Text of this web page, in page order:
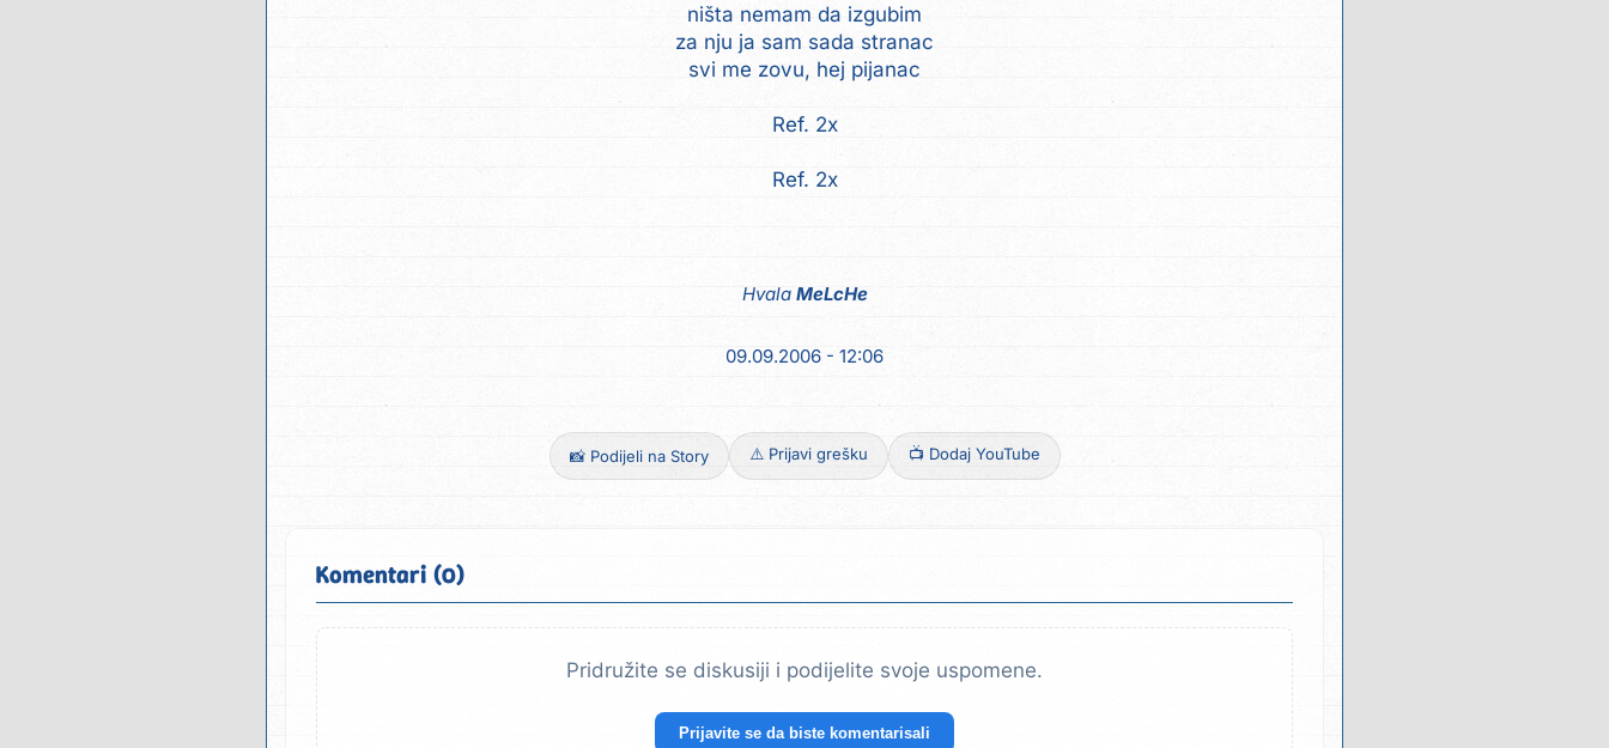
ništa nemam da izgubim
za nju ja sam sada stranac
svi me zovu, hej pijanac
Ref. 2x
Ref. 2x
Hvala MeLcHe
09.09.2006 - 12:06
📸 Podijeli na Story ⚠️ Prijavi grešku 📺 Dodaj YouTube
Komentari (0)
Pridružite se diskusiji i podijelite svoje uspomene.
Prijavite se da biste komentarisali